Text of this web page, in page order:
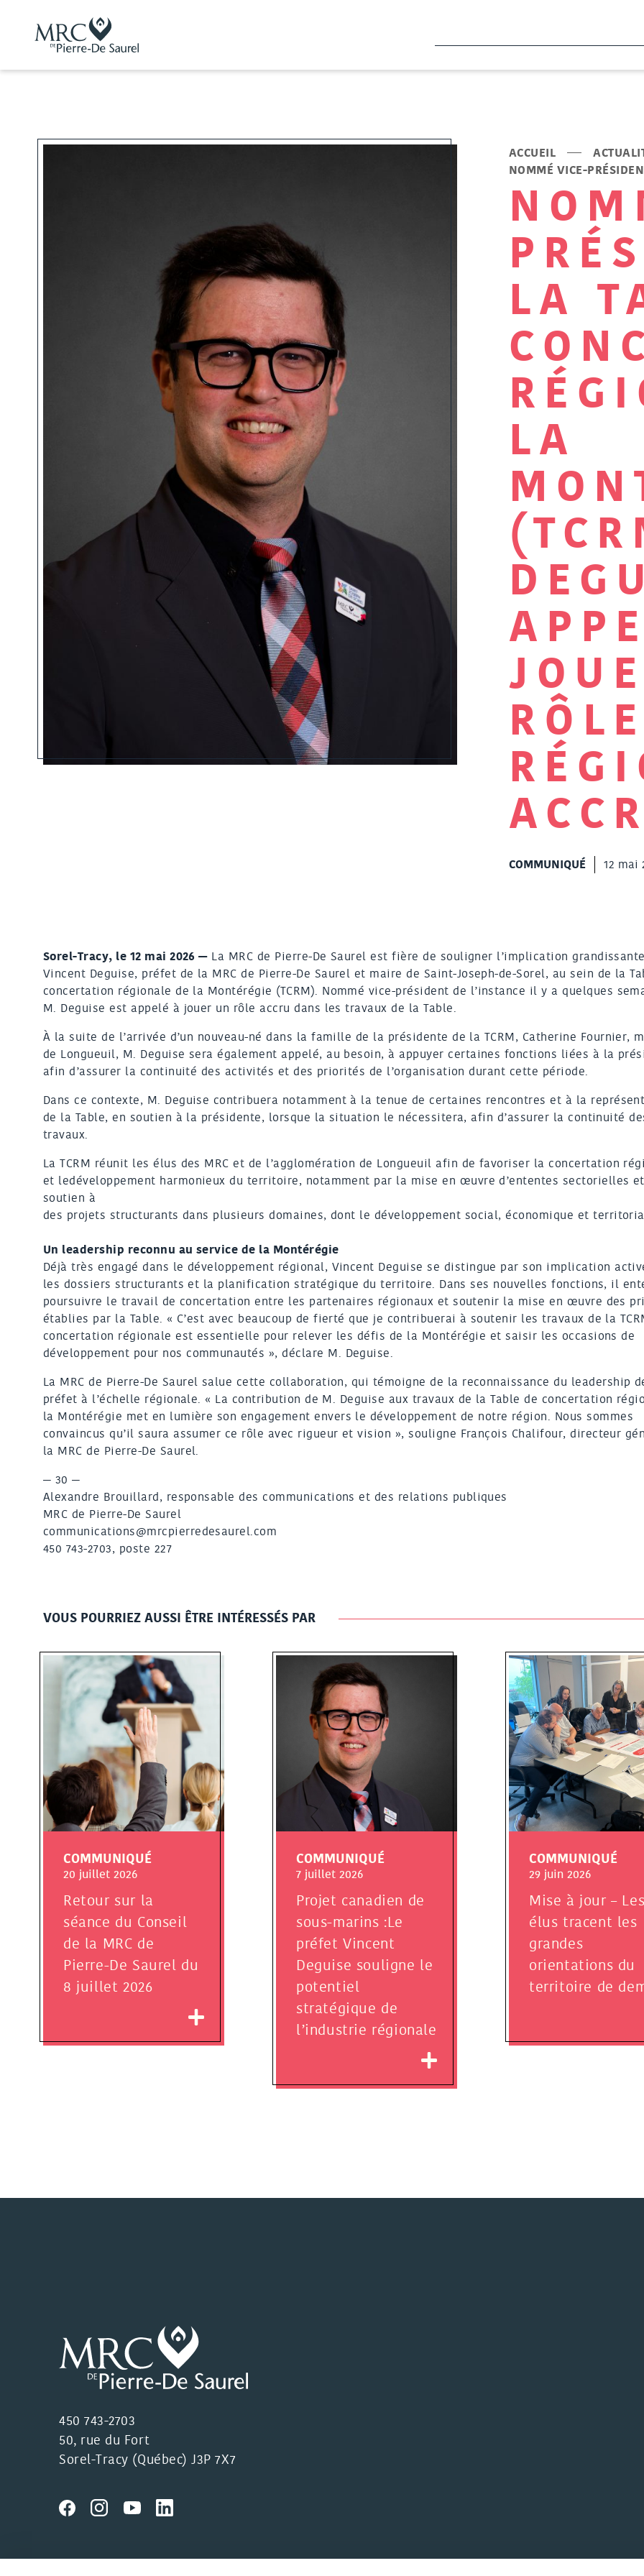
ACCUEIL
NOMMÉ VICE-
LA
LA
COMMUNIQUÉ 12 mai
Sorel-Tracy, le 12 mai 2026 —La MRC de Pierre-De Saurel est fière de souligner l’implication
Vincent Deguise, préfet de la MRC de Pierre-De Saurel et maire de Saint-Joseph-de-Sorel, au sein de la
concertation régionale de la Montérégie (TCRM). Nommé vice-président de l’instance il y a quelques
M. Deguise est appelé à jouer un rôle accru dans les travaux de la Table.
À la suite de l’arrivée d’un nouveau-né dans la famille de la présidente de la TCRM, Catherine Fournier,
de Longueuil, M. Deguise sera également appelé, au besoin, à appuyer certaines fonctions liées à la
afin d’assurer la continuité des activités et des priorités de l’organisation durant cette période.
Dans ce contexte, M. Deguise contribuera notamment à la tenue de certaines rencontres et à la
de la Table, en soutien à la présidente, lorsque la situation le nécessitera, afin d’assurer la continuité
travaux.
La TCRM réunit les élus des MRC et de l’agglomération de Longueuil afin de favoriser la concertation
et ledéveloppement harmonieux du territoire, notamment par la mise en œuvre d’ententes sectorielles
soutien à
des projets structurants dans plusieurs domaines, dont le développement social, économique et
Un leadership reconnu au service de la Montérégie
Déjà très engagé dans le développement régional, Vincent Deguise se distingue par son implication
les dossiers structurants et la planification stratégique du territoire. Dans ses nouvelles fonctions, il
poursuivre le travail de concertation entre les partenaires régionaux et soutenir la mise en œuvre des
établies par la Table. « C’est avec beaucoup de fierté que je contribuerai à soutenir les travaux de la
concertation régionale est essentielle pour relever les défis de la Montérégie et saisir les occasions de
développement pour nos communautés », déclare M. Deguise.
La MRC de Pierre-De Saurel salue cette collaboration, qui témoigne de la reconnaissance du leadership
préfet à l’échelle régionale. « La contribution de M. Deguise aux travaux de la Table de concertation
la Montérégie met en lumière son engagement envers le développement de notre région. Nous sommes
convaincus qu’il saura assumer ce rôle avec rigueur et vision », souligne François Chalifour, directeur
la MRC de Pierre-De Saurel.
— 30 —
Alexandre Brouillard, responsable des communications et des relations publiques
MRC de Pierre-De Saurel
communications@mrcpierredesaurel.com
450 743-2703, poste 227
VOUS POURRIEZ AUSSI ÊTRE INTÉRESSÉS PAR
COMMUNIQUÉ
20 juillet 2026
Retour sur la
séance du Conseil
de la MRC de
Pierre-De Saurel du
8 juillet 2026
COMMUNIQUÉ
7 juillet 2026
Projet canadien de
sous-marins :Le
préfet Vincent
Deguise souligne le
potentiel
stratégique de
l’industrie régionale
COMMUNIQUÉ
29 juin 2026
Mise à jour –
élus tracent les
grandes
orientations du
territoire de
450 743-2703
50, rue du Fort
Sorel-Tracy (Québec) J3P 7X7